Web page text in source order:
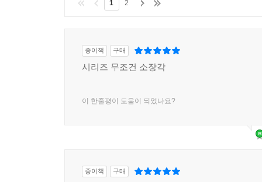
1 2
종이책 구매
시리즈 무조건 소장각
이 한줄평이 도움이 되었나요?
종이책 구매